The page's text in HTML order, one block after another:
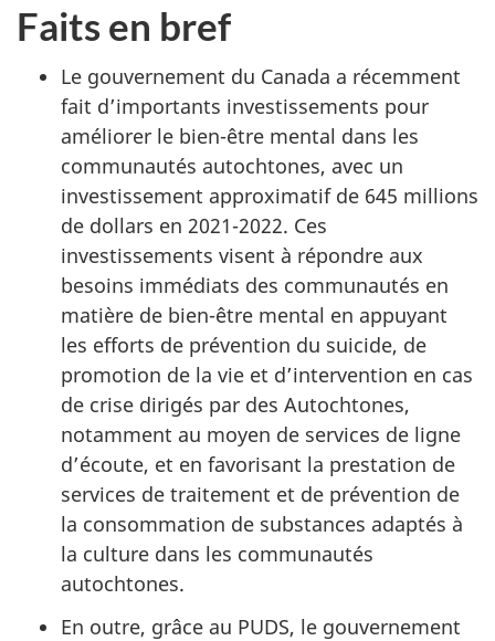
Faits en bref
Le gouvernement du Canada a récemment
fait d’importants investissements pour
améliorer le bien-être mental dans les
communautés autochtones, avec un
investissement approximatif de 645 millions
de dollars en 2021-2022. Ces
investissements visent à répondre aux
besoins immédiats des communautés en
matière de bien-être mental en appuyant
les efforts de prévention du suicide, de
promotion de la vie et d’intervention en cas
de crise dirigés par des Autochtones,
notamment au moyen de services de ligne
d’écoute, et en favorisant la prestation de
services de traitement et de prévention de
la consommation de substances adaptés à
la culture dans les communautés
autochtones.
En outre, grâce au PUDS, le gouvernement